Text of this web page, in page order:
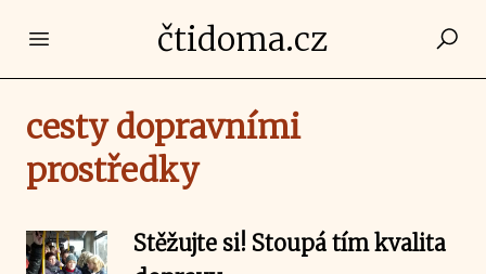
Open main menučtidoma.cz
cesty dopravními
prostředky
Stěžujte si! Stoupá tím kvalita